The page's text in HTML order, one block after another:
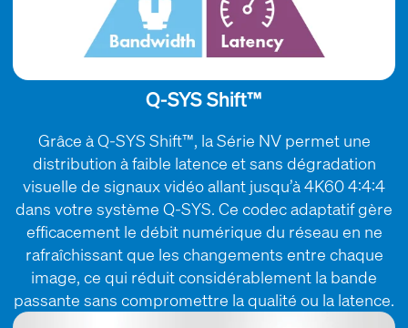
Q-SYS Shift™
Grâce à Q-SYS Shift™, la Série NV permet une
distribution à faible latence et sans dégradation
visuelle de signaux vidéo allant jusqu’à 4K60 4:4:4
dans votre système Q-SYS. Ce codec adaptatif gère
efficacement le débit numérique du réseau en ne
rafraîchissant que les changements entre chaque
image, ce qui réduit considérablement la bande
passante sans compromettre la qualité ou la latence.